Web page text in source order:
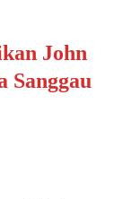
John
Sanggau